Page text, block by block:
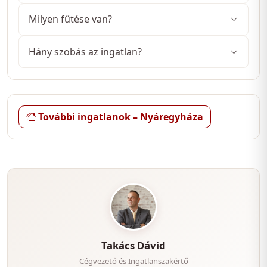
beépíthető a tetőtér, cserépfedés
- Teljes közműves, 5 cm homlokzati szigeteléssel van
ellátva
- A fűtésért és a meleg-víz ellátásért egy Radiant
gázcirkó a felelős
- Mindenhol lapradiátoros fűtés + központi helyen
lévő kályha + 1 db Gree hűtő-fűtő klíma
Értéknövelő tulajdonságok:
- Hatalmas udvar és kert, jó minőségű termőfölddel
- Kertben (szőlő, cseresznye, szilva, mogyoró, barack,
vadcitrom, lila füge)
Milyen fűtése van?
Hány szobás az ingatlan?
További ingatlanok – Nyáregyháza
Takács Dávid
Cégvezető és Ingatlanszakértő